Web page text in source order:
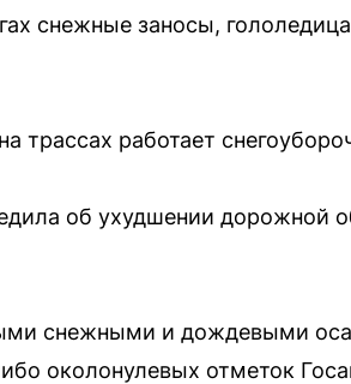
снежные заносы,
трассах работает
об ухудшении дорожной
снежными и дождевыми
околонулевых отметок